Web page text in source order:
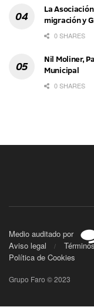
La
migración y
0 SHARES
Nil Moliner,
Municipal
0 SHARES
Medio auditado por
Aviso legal
Política de Cookies
Grupo Faro © 2023